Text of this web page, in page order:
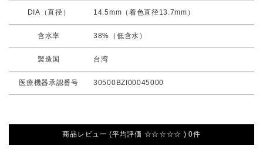
DIA（直径） 14.5mm（着色直径13.7mm）
含水率 38%（低含水）
製造国 台湾
医療機器承認番号 30500BZI00045000
商品レビュー (平均評価 ☆☆☆☆☆ ) 0件